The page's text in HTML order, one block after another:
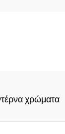
χρώματα